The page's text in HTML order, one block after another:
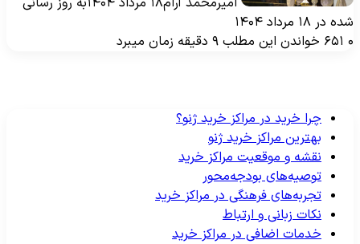
در ۱۸ مرداد ۱۴۰۴
خواندن این مطلب ۹ دقیقه زمان میبرد
چرا خرید در مراکز خرید ژنو؟
بهترین مراکز خرید ژنو
نقشه و موقعیت مراکز خرید
توصیه‌های بودجه‌محور
تجربه‌های فرهنگی در مراکز خرید
نکات زبانی و ارتباط
خدمات اضافی در مراکز خرید